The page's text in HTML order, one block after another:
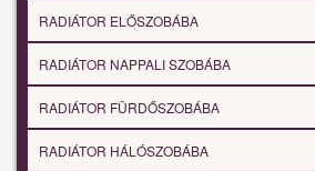
RADIÁTOR ELŐSZOBÁBA
RADIÁTOR NAPPALI SZOBÁBA
RADIÁTOR FÜRDŐSZOBÁBA
RADIÁTOR HÁLÓSZOBÁBA